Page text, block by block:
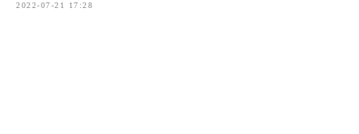
2022-07-21 17:28